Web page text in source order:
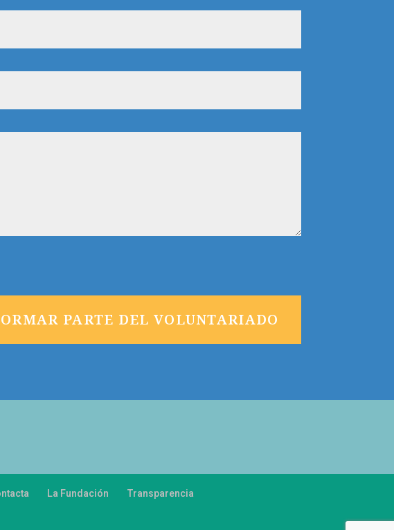
PARTE DEL VOLUNTARIADO
La Fundación
Transparencia